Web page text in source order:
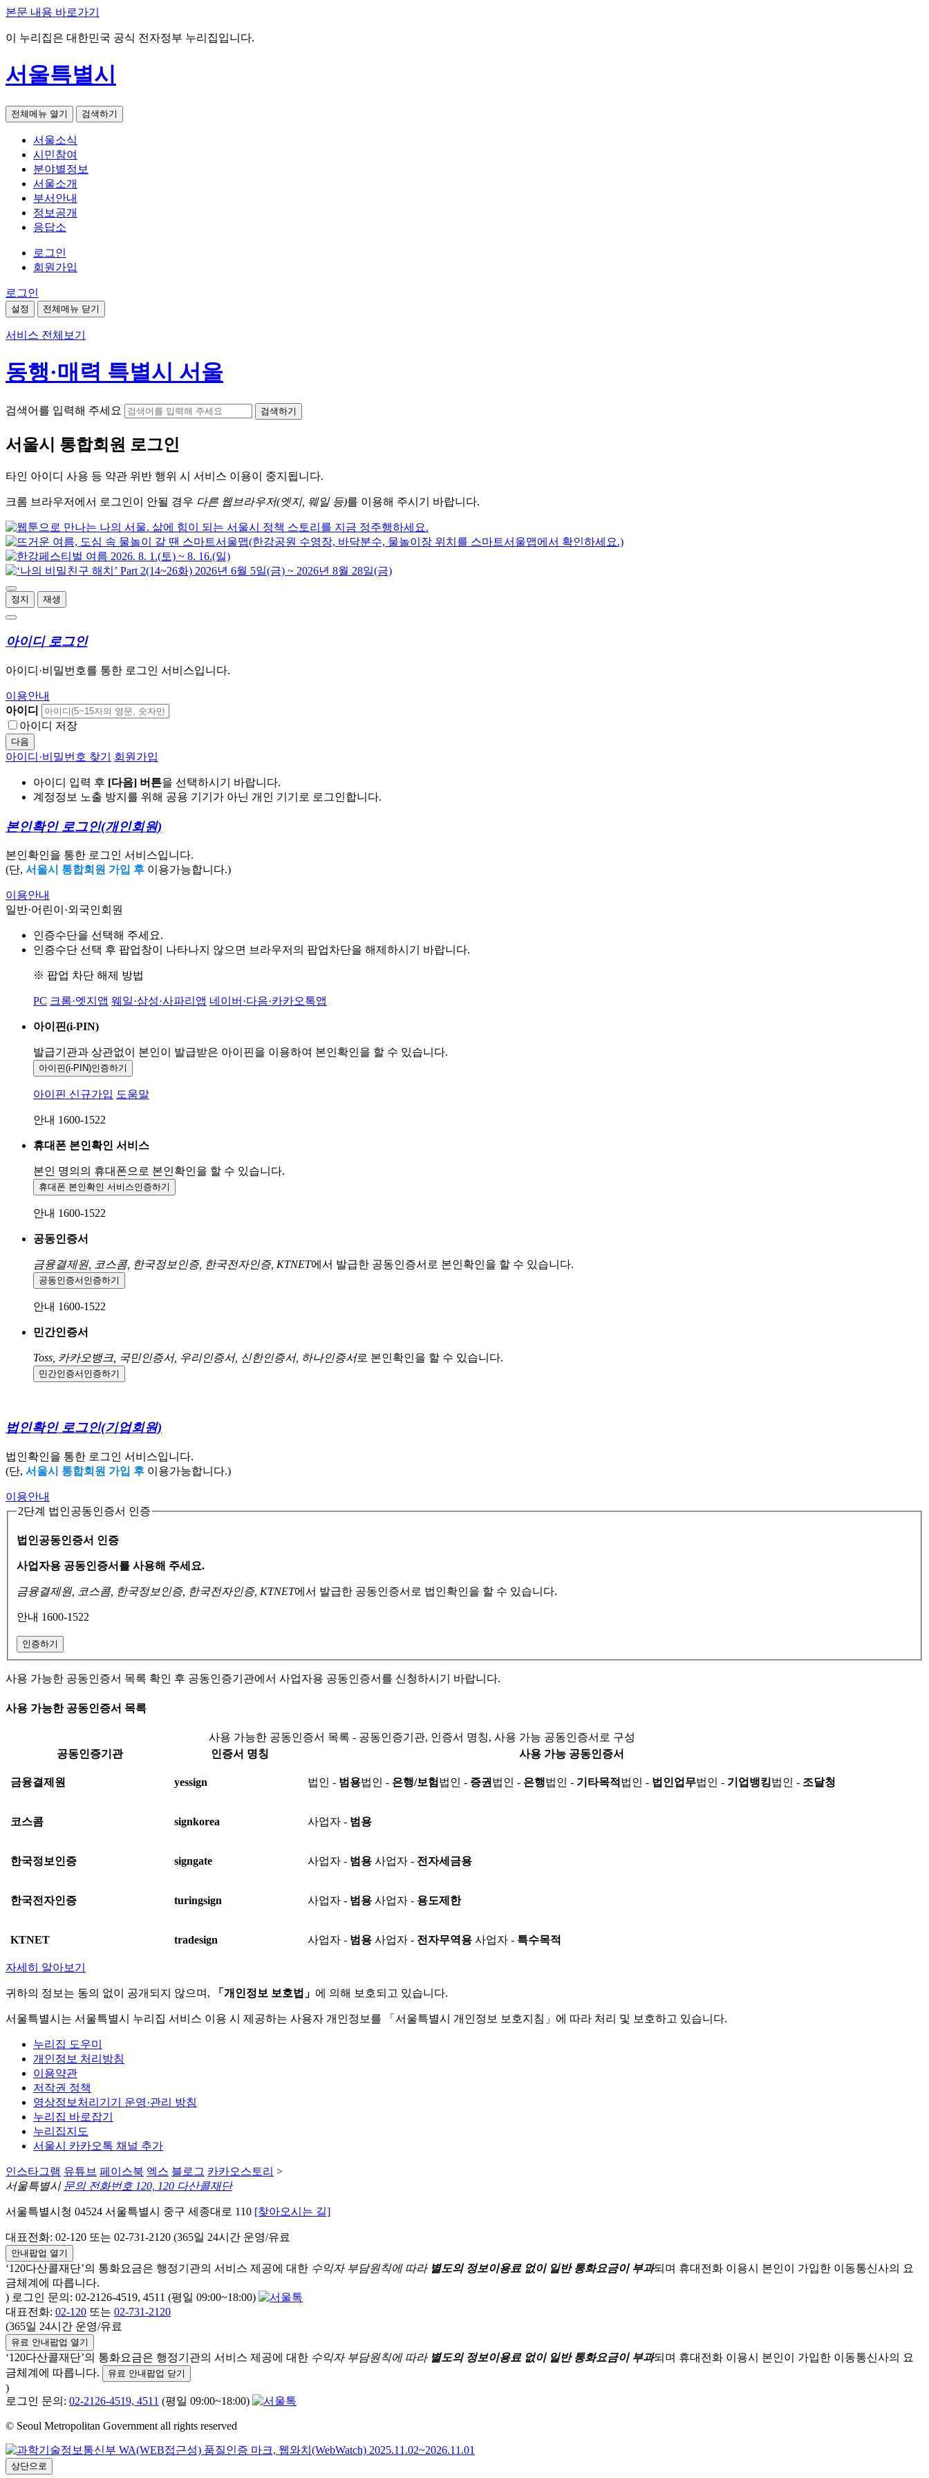
본문 내용 바로가기
이 누리집은 대한민국 공식 전자정부 누리집입니다.
서울특별시
전체메뉴 열기 검색하기
서울소식
시민참여
분야별정보
서울소개
부서안내
정보공개
응답소
로그인
회원가입
로그인
설정 전체메뉴 닫기
서비스 전체보기
동행·매력 특별시 서울
검색어를 입력해 주세요 검색하기
서울시 통합회원 로그인
타인 아이디 사용 등 약관 위반 행위 시 서비스 이용이 중지됩니다.
크롬 브라우저에서 로그인이 안될 경우 다른 웹브라우저(엣지, 웨일 등)를 이용해 주시기 바랍니다.
정지 재생
아이디 로그인
아이디·비밀번호를 통한 로그인 서비스입니다.
이용안내
아이디
아이디 저장
다음
아이디·비밀번호 찾기 회원가입
아이디 입력 후 [다음] 버튼을 선택하시기 바랍니다.
계정정보 노출 방지를 위해 공용 기기가 아닌 개인 기기로 로그인합니다.
본인확인 로그인(개인회원)
본인확인을 통한 로그인 서비스입니다.
(단, 서울시 통합회원 가입 후 이용가능합니다.)
이용안내
일반·어린이·외국인회원
인증수단을 선택해 주세요.
인증수단 선택 후 팝업창이 나타나지 않으면 브라우저의 팝업차단을 해제하시기 바랍니다.
※ 팝업 차단 해제 방법
PC 크롬·엣지앱 웨일·삼성·사파리앱 네이버·다음·카카오톡앱
아이핀(i-PIN)
발급기관과 상관없이 본인이 발급받은 아이핀을 이용하여 본인확인을 할 수 있습니다.
아이핀(i-PIN)인증하기
아이핀 신규가입 도움말
안내 1600-1522
휴대폰 본인확인 서비스
본인 명의의 휴대폰으로 본인확인을 할 수 있습니다.
휴대폰 본인확인 서비스인증하기
안내 1600-1522
공동인증서
금융결제원, 코스콤, 한국정보인증, 한국전자인증, KTNET에서 발급한 공동인증서로 본인확인을 할 수 있습니다.
공동인증서 인증하기
안내 1600-1522
민간인증서
Toss, 카카오뱅크, 국민인증서, 우리인증서, 신한인증서, 하나인증서로 본인확인을 할 수 있습니다.
민간인증서 인증하기
법인확인 로그인(기업회원)
법인확인을 통한 로그인 서비스입니다.
(단, 서울시 통합회원 가입 후 이용가능합니다.)
이용안내
2단계 법인공동인증서 인증
법인공동인증서 인증
사업자용 공동인증서를 사용해 주세요.
금융결제원, 코스콤, 한국정보인증, 한국전자인증, KTNET에서 발급한 공동인증서로 법인확인을 할 수 있습니다.
안내 1600-1522
인증하기
사용 가능한 공동인증서 목록 확인 후 공동인증기관에서 사업자용 공동인증서를 신청하시기 바랍니다.
사용 가능한 공동인증서 목록
사용 가능한 공동인증서 목록 - 공동인증기관, 인증서 명칭, 사용 가능 공동인증서로 구성
공동인증기관
인증서 명칭 사용 가능 공동인증서
금융결제원 yessign 법인 - 범용법인 - 은행/보험 법인 - 증권 법인 - 은행법인 - 기타목적 법인 - 법인업무법인 - 기업뱅킹법인 - 조달청
코스콤 signkorea 사업자 - 범용
한국정보인증 signgate 사업자 - 범용 사업자 - 전자세금용
한국전자인증 turingsign 사업자 - 범용 사업자 - 용도제한
KTNET tradesign 사업자 - 범용 사업자 - 전자무역용 사업자 - 특수목적
자세히 알아보기
귀하의 정보는 동의 없이 공개되지 않으며, 「개인정보 보호법」 에 의해 보호되고 있습니다.
서울특별시는 서울특별시 누리집 서비스 이용 시 제공하는 사용자 개인정보를 「서울특별시 개인정보 보호지침」에 따라 처리 및 보호하고 있습니다.
누리집 도우미
개인정보 처리방침
이용약관
저작권 정책
영상정보처리기기 운영·관리 방침
누리집 바로잡기
누리집지도
서울시 카카오톡 채널 추가
인스타그램 유튜브 페이스북 엑스 블로그 카카오스토리 >
서울특별시 문의 전화번호 120, 120 다산콜재단
서울특별시청 04524 서울특별시 중구 세종대로 110 [찾아오시는 길]
대표전화: 02-120 또는 02-731-2120 (365일 24시간 운영/유료
안내팝업 열기
‘120다산콜재단’의 통화요금은 행정기관의 서비스 제공에 대한 수익자 부담원칙에 따라 별도의 정보이용료 없이 일반 통화요금이 부과되며 휴대전화 이용시 본인이 가입한 이동통신사의 요
금체계에 따릅니다.
) 로그인 문의: 02-2126-4519, 4511 (평일 09:00~18:00)
대표전화: 02-120 또는 02-731-2120
(365일 24시간 운영/유료
유료 안내팝업 열기
‘120다산콜재단’의 통화요금은 행정기관의 서비스 제공에 대한 수익자 부담원칙에 따라 별도의 정보이용료 없이 일반 통화요금이 부과되며 휴대전화 이용시 본인이 가입한 이동통신사의 요
금체계에 따릅니다.
유료 안내팝업 닫기
)
로그인 문의: 02-2126-4519, 4511 (평일 09:00~18:00)
© Seoul Metropolitan Government all rights reserved
상단으로